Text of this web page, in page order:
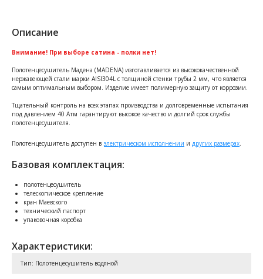
Описание
Внимание! При выборе сатина - полки нет!
Полотенцесушитель Мадена (MADENA) изготавливается из высококачественной
нержавеющей стали марки AISI304L с толщиной стенки трубы 2 мм, что является
самым оптимальным выбором. Изделие имеет полимерную защиту от коррозии.
Тщательный контроль на всех этапах производства и долговременные испытания
под давлением 40 Атм гарантируют высокое качество и долгий срок службы
полотенцесушителя.
Полотенцесушитель доступен в электрическом исполнении и других размерах.
Базовая комплектация:
полотенцесушитель
телескопическое крепление
кран Маевского
технический паспорт
упаковочная коробка
Характеристики:
Тип: Полотенцесушитель водяной